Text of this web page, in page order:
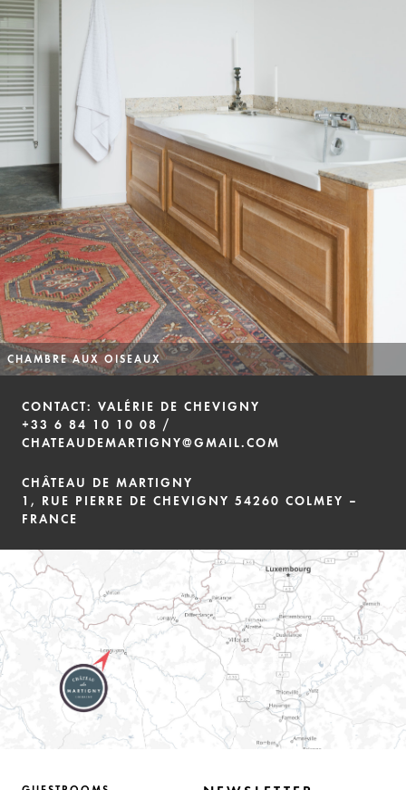
CHAMBRE AUX OISEAUX
CONTACT: VALÉRIE DE CHEVIGNY
+33 6 84 10 10 08 /
CHATEAUDEMARTIGNY@GMAIL.COM
CHÂTEAU DE MARTIGNY
1, RUE PIERRE DE CHEVIGNY 54260 COLMEY –
FRANCE